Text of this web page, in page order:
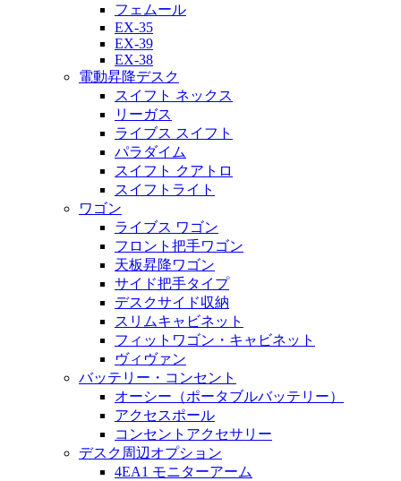
フェムール
EX-35
EX-39
EX-38
電動昇降デスク
スイフト ネックス
リーガス
ライブス スイフト
パラダイム
スイフト クアトロ
スイフトライト
ワゴン
ライブス ワゴン
フロント把手ワゴン
天板昇降ワゴン
サイド把手タイプ
デスクサイド収納
スリムキャビネット
フィットワゴン・キャビネット
ヴィヴァン
バッテリー・コンセント
オーシー（ポータブルバッテリー）
アクセスポール
コンセントアクセサリー
デスク周辺オプション
4EA1 モニターアーム